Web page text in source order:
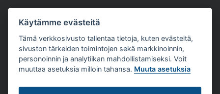
Käytämme evästeitä
Tämä verkkosivusto tallentaa tietoja, kuten evästeitä,
sivuston tärkeiden toimintojen sekä markkinoinnin,
personoinnin ja analytiikan mahdollistamiseksi. Voit
muuttaa asetuksia milloin tahansa. Muuta asetuksia